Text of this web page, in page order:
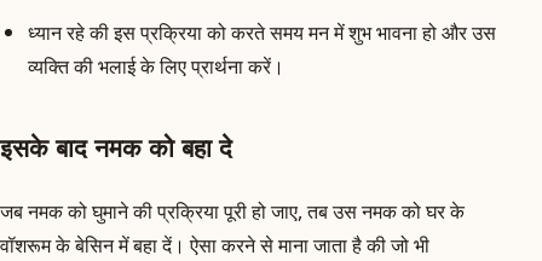
ध्यान रहे की इस प्रक्रिया को करते समय मन में शुभ भावना हो और उस
व्यक्ति की भलाई के लिए प्रार्थना करें।
इसके बाद नमक को बहा दे
जब नमक को घुमाने की प्रक्रिया पूरी हो जाए, तब उस नमक को घर के
वॉशरूम के बेसिन में बहा दें। ऐसा करने से माना जाता है की जो भी